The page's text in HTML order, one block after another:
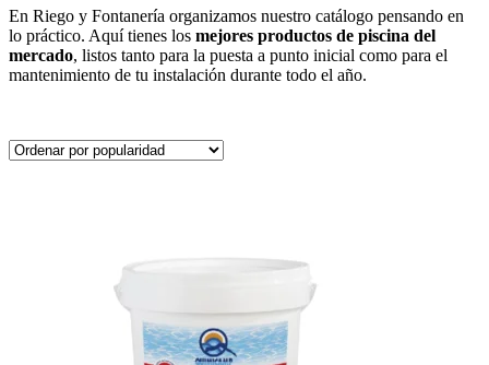
En Riego y Fontanería organizamos nuestro catálogo pensando en
lo práctico. Aquí tienes los mejores productos de piscina del
mercado, listos tanto para la puesta a punto inicial como para el
mantenimiento de tu instalación durante todo el año.